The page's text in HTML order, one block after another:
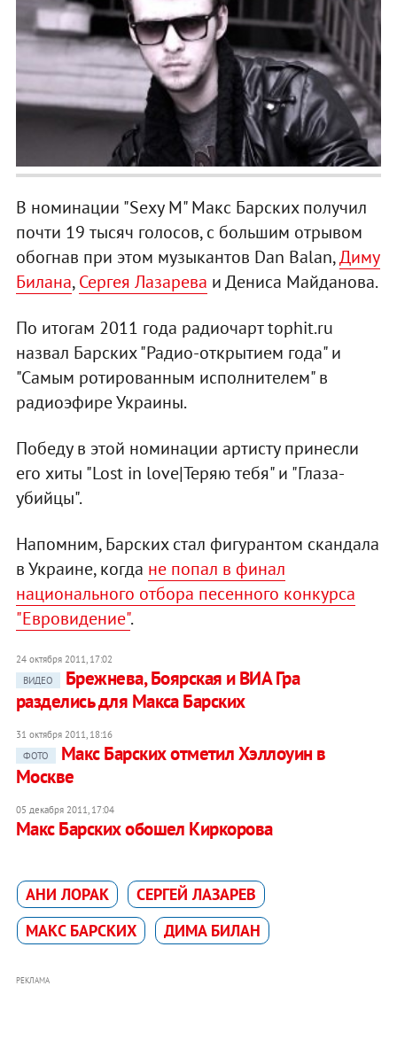
В номинации "Sexy M" Макс Барских получил
почти 19 тысяч голосов, с большим отрывом
обогнав при этом музыкантов Dan Balan,Диму
Билана,Сергея Лазарева и Дениса Майданова.
По итогам 2011 года радиочарт tophit.ru
назвал Барских "Радио-открытием года" и
"Самым ротированным исполнителем" в
радиоэфире Украины.
Победу в этой номинации артисту принесли
его хиты "Lost in love|Теряю тебя" и "Глаза-
убийцы".
Напомним, Барских стал фигурантом скандала
в Украине, когда не попал в финал
национального отбора песенного конкурса
"Евровидение".
24 октября 2011, 17:02
ВИДЕО
Брежнева, Боярская и ВИА Гра
разделись для Макса Барских
31 октября 2011, 18:16
ФОТО
Макс Барских отметил Хэллоуин в
Москве
05 декабря 2011, 17:04
Макс Барских обошел Киркорова
АНИ ЛОРАК
СЕРГЕЙ ЛАЗАРЕВ
МАКС БАРСКИХ
ДИМА БИЛАН
РЕКЛАМА